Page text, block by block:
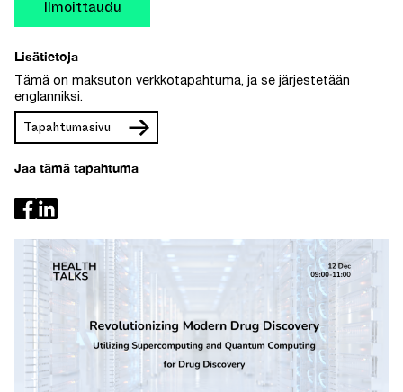
Ilmoittaudu
Lisätietoja
Tämä on maksuton verkkotapahtuma, ja se järjestetään
englanniksi.
Tapahtumasivu
Jaa tämä tapahtuma